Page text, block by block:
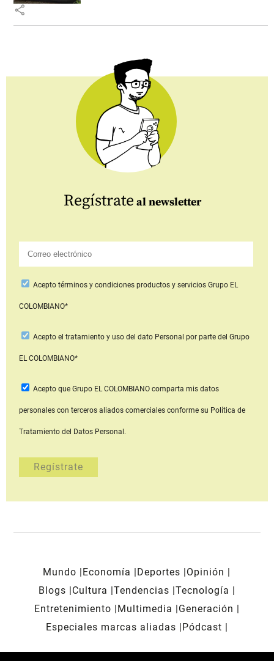
share
Regístrate al newsletter
Aceptotérminos y condiciones productos y serviciosGrupo EL
COLOMBIANO*
Acepto el tratamiento y uso del dato Personal por parte del Grupo
EL COLOMBIANO*
Acepto que Grupo EL COLOMBIANOcomparta mis datos
personales con terceros aliados comerciales conforme su Política de
Tratamiento del Datos Personal.
Mundo Economía Deportes
Opinión
Blogs
Cultura Tendencias Tecnología
Entretenimiento
Multimedia
Generación
Especiales marcas aliadas
Pódcast